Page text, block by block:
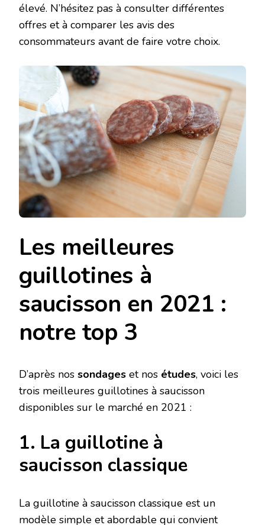
élevé. N’hésitez pas à consulter différentes
offres et à comparer les avis des
consommateurs avant de faire votre choix.
Les meilleures
guillotines à
saucisson en 2021 :
notre top 3
D’après nos sondages et nos études, voici les
trois meilleures guillotines à saucisson
disponibles sur le marché en 2021 :
1. La guillotine à
saucisson classique
La guillotine à saucisson classique est un
modèle simple et abordable qui convient